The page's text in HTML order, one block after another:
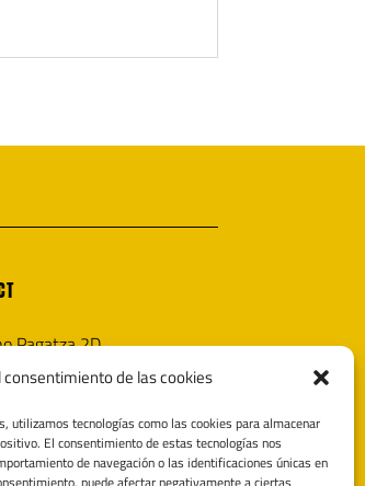
consentimiento de las cookies
utilizamos tecnologías como las cookies para almacenar
El consentimiento de estas tecnologías nos
de navegación o las identificaciones únicas en
Pagatza 2D
Gipuzkoa (España)